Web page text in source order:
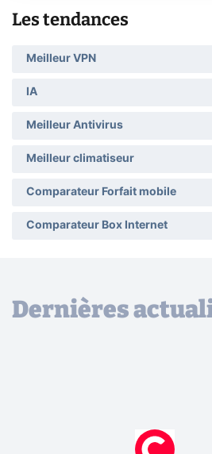
Les tendances
Meilleur VPN
IA
Meilleur Antivirus
Meilleur climatiseur
Comparateur Forfait mobile
Comparateur Box Internet
Dernières